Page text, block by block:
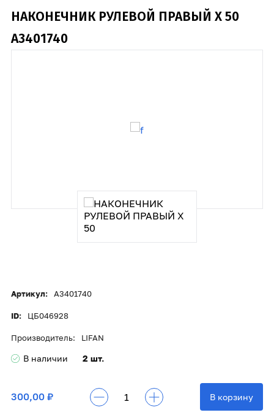
НАКОНЕЧНИК РУЛЕВОЙ ПРАВЫЙ X 50
A3401740
Артикул: A3401740
ID: ЦБ046928
Производитель: LIFAN
В наличии 2 шт.
300,00 ₽ В корзину